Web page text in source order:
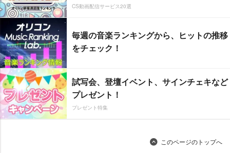
CS動画配信サービス20選
毎週の音楽ランキングから、ヒットの推移
をチェック！
試写会、登壇イベント、サインチェキなど
プレゼント！
プレゼント特集
このページのトップへ